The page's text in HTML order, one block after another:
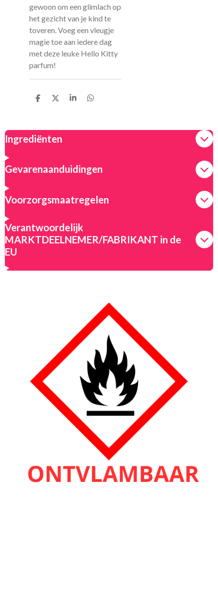
gewoon om een glimlach op
het gezicht van je kind te
toveren. Voeg een vleugje
magie toe aan iedere dag
met deze leuke Hello Kitty
parfum!
D
n
D
S
e
D
n
Ingrediënten
Gevarenaanduidingen
Voorzorgsmaatregelen
Verantwoordelijk
MARKTDEELNEMER/FABRIKANT in de
EU